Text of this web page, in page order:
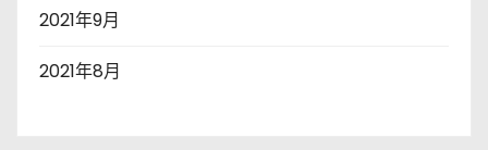
2021年9月
2021年8月